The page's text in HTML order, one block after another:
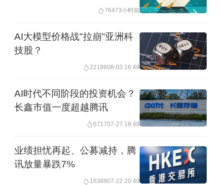
比增长8%；月活用户突破3.76亿；用户
日均使用时长119分钟，同比增加11分
钟，用户总时长同比增长19%。
用户参与度创下新高，用户日均使用时
长接近两小时，随着用户价值不断深
延伸。如今，AI正在从内容创作、内容
分发到商业效率等各个环节。有信心将
76473小时前
AI大模型价格战"拉崩"亚洲科
技股？
2218608-03 16:49
AI时代不同阶段的投资机会？
长鑫市值一度超越腾讯
671707-27 18:48
业绩担忧再起、公募减持，腾
讯放量暴跌7%
1638907-22 20:40